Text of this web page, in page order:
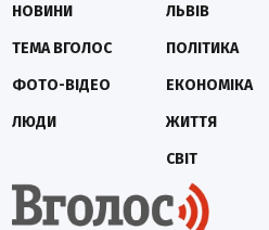
НОВИНИ
ТЕМА ВГОЛОС
ФОТО-ВІДЕО
ЛЮДИ
ЛЬВІВ
ПОЛІТИКА
ЕКОНОМІКА
ЖИТТЯ
СВІТ